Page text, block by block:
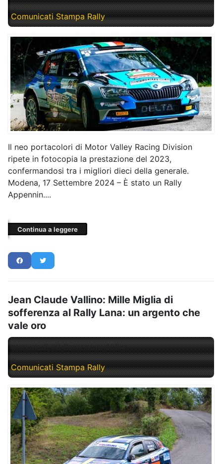
Comunicati Stampa Rally
Il neo portacolori di Motor Valley Racing Division
ripete in fotocopia la prestazione del 2023,
confermandosi tra i migliori dieci della generale.
Modena, 17 Settembre 2024 – È stato un Rally
Appennin....
Continua a leggere
Jean Claude Vallino: Mille Miglia di
sofferenza al Rally Lana: un argento che
vale oro
Mercoledì, 18 Settembre 2024
Comunicati Stampa Rally